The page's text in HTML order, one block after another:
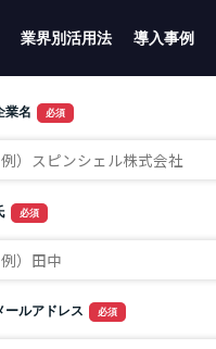
業界別活用法 導入事例